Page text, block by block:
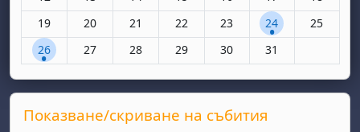
Няма събития, понеделник, 19 май
19 Няма събития, вторник, 20 май
20 Няма събития, сряда, 21 май
21 Няма събития, четвъртък, 22 май
22 Няма събития, петък, 23
23 1 събитие,
24 Няма
25
1 събитие, понеделник, 26 май
26 Няма събития, вторник, 27 май
27 Няма събития, сряда, 28 май
28 Няма събития, четвъртък, 29 май
29 Няма събития, петък, 30
30 Няма събития,
31
Supplementary blocks
Прескочи Показване/скриване на събития
Показване/скриване на събития